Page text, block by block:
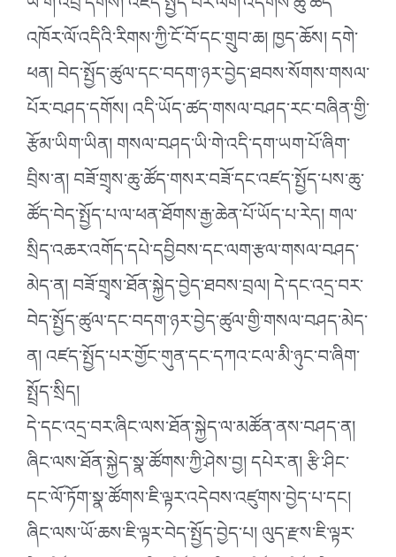
འཁོར་ལོ་འདིའི་རིགས་ཀྱི་ངོ་བོ་དང་གྲུབ་ཆ། ཁྱད་ཆོས། དགེ་
ཕན། བེད་སྤྱོད་ཚུལ་དང་བདག་ཉར་བྱེད་ཐབས་སོགས་གསལ་
པོར་བཤད་དགོས། འདི་ཡོད་ཚད་གསལ་བཤད་རང་བཞིན་གྱི་
རྩོམ་ཡིག་ཡིན། གསལ་བཤད་ཡི་གེ་འདི་དག་ཡག་པོ་ཞིག་
བྲིས་ན། བཟོ་གྲྭས་ཆུ་ཚོད་གསར་བཟོ་དང་འཛད་སྤྱོད་པས་ཆུ་
ཚོད་བེད་སྤྱོད་པ་ལ་ཕན་ཐོགས་རྒྱ་ཆེན་པོ་ཡོད་པ་རེད། གལ་
སྲིད་འཆར་འགོད་དཔེ་དབྱིབས་དང་ལག་རྩལ་གསལ་བཤད་
མེད་ན། བཟོ་གྲྭས་ཐོན་སྐྱེད་བྱེད་ཐབས་བྲལ། དེ་དང་འདྲ་བར་
བེད་སྤྱོད་ཚུལ་དང་བདག་ཉར་བྱེད་ཚུལ་གྱི་གསལ་བཤད་མེད་
ན། འཛད་སྤྱོད་པར་གྱོང་གུན་དང་དཀའ་ངལ་མི་ཉུང་བ་ཞིག་
སྤྲོད་སྲིད།
དེ་དང་འདྲ་བར་ཞིང་ལས་ཐོན་སྐྱེད་ལ་མཚོན་ནས་བཤད་ན།
ཞིང་ལས་ཐོན་སྐྱེད་སྣ་ཚོགས་ཀྱི་ཤེས་བྱ། དཔེར་ན། རྩི་ཤིང་
དང་ལོ་ཏོག་སྣ་ཚོགས་ཇི་ལྟར་འདེབས་འཛུགས་བྱེད་པ་དང།
ཞིང་ལས་ཡོ་ཆས་ཇི་ལྟར་བེད་སྤྱོད་བྱེད་པ། ལུད་རྫས་ཇི་ལྟར་